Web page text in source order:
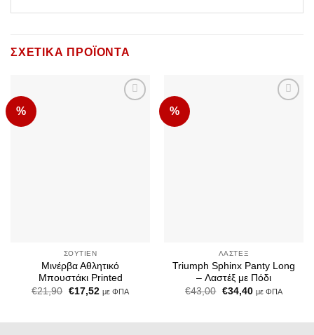
ΣΧΕΤΙΚΆ ΠΡΟΪΌΝΤΑ
%
ΣΟΥΤΙΈΝ
Μινέρβα Αθλητικό
Μπουστάκι Printed
€21,90 Original
price
€17,52Η
τρέχουσα
με ΦΠΑ
%
ΛΑΣΤΈΞ
Triumph Sphinx Panty Long
– Λαστέξ με Πόδι
€43,00 Original
price
€34,40Η
τρέχουσα
με ΦΠΑ